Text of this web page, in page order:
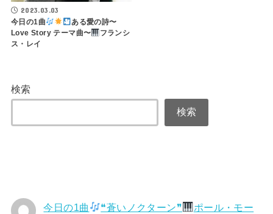
2023.03.03
今日の1曲
ある愛の詩〜
Love Story テーマ曲〜
フランシ
ス・レイ
検索
検索
今日の1曲 ❝蒼いノクターン❞
ポール・モー